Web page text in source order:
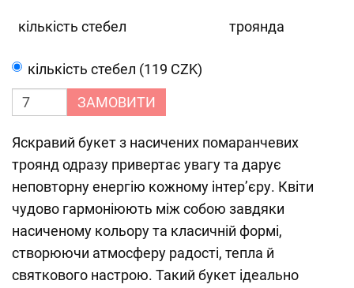
кількість стебел троянда
кількість стебел (119 CZK)
ЗАМОВИТИ
Яскравий букет з насичених помаранчевих
троянд одразу привертає увагу та дарує
неповторну енергію кожному інтер’єру. Квіти
чудово гармоніюють між собою завдяки
насиченому кольору та класичній формі,
створюючи атмосферу радості, тепла й
святкового настрою. Такий букет ідеально